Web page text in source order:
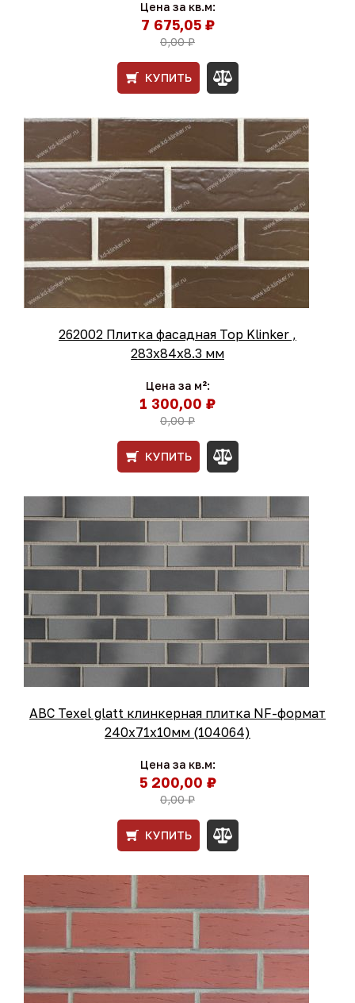
Цена за кв.м:
7 675,05 ₽
0,00 ₽
КУПИТЬ
262002 Плитка фасадная Тоp Klinker ,
283х84х8.3 мм
Цена за м²:
1 300,00 ₽
0,00 ₽
КУПИТЬ
ABC Texel glatt клинкерная плитка NF-формат
240x71x10мм (104064)
Цена за кв.м:
5 200,00 ₽
0,00 ₽
КУПИТЬ